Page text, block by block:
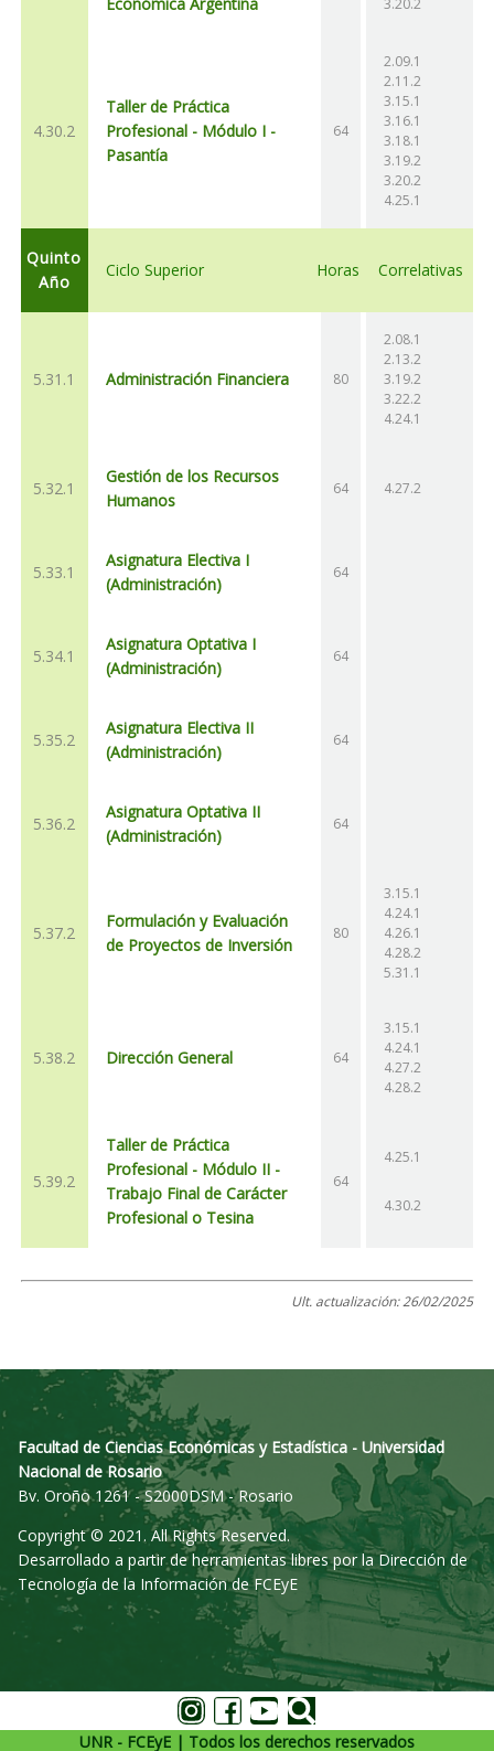
3.20.2
4.30.2
Taller de Práctica
Profesional - Módulo I -
Pasantía
64
2.09.1
2.11.2
3.15.1
3.16.1
3.18.1
3.19.2
3.20.2
4.25.1
Quinto
Año
Ciclo Superior Horas Correlativas
5.31.1 Administración Financiera 80
2.08.1
2.13.2
3.19.2
3.22.2
4.24.1
5.32.1
Gestión de los Recursos
Humanos
64 4.27.2
5.33.1
Asignatura Electiva I
(Administración)
64
5.34.1
Asignatura Optativa I
(Administración)
64
5.35.2
Asignatura Electiva II
(Administración)
64
5.36.2
Asignatura Optativa II
(Administración)
64
5.37.2
Formulación y Evaluación
de Proyectos de Inversión
80
3.15.1
4.24.1
4.26.1
4.28.2
5.31.1
5.38.2 Dirección General 64
3.15.1
4.24.1
4.27.2
4.28.2
5.39.2
Taller de Práctica
Profesional - Módulo II -
Trabajo Final de Carácter
Profesional o Tesina
64
4.25.1
4.30.2
Ult. actualización:26/02/2025
Facultad de Ciencias Económicas y Estadística - Universidad
Nacional de Rosario
Bv. Oroño 1261 - S2000DSM - Rosario
Copyright © 2021. All Rights Reserved.
Desarrollado a partir de herramientas libres por la Dirección de
Tecnología de la Información de FCEyE
UNR - FCEyE | Todos los derechos reservados